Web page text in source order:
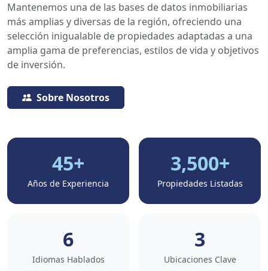
Mantenemos una de las bases de datos inmobiliarias
más amplias y diversas de la región, ofreciendo una
selección inigualable de propiedades adaptadas a una
amplia gama de preferencias, estilos de vida y objetivos
de inversión.
Sobre Nosotros
45+
Años de Experiencia
3,500+
Propiedades Listadas
6
Idiomas Hablados
3
Ubicaciones Clave